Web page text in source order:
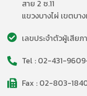
สาย 2 ซ.11
แขวงบางไผ่ เขตบา
เลขประจำตัวผู้เสีย
Tel : 02-431-
Fax : 02-803-